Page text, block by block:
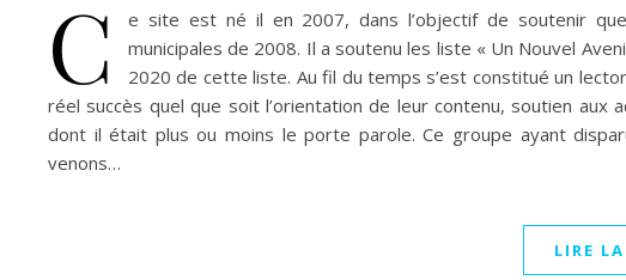
C
e site est né il en 2007, dans l’objectif de soutenir
municipales de 2008. Il a soutenu les liste « Un Nouvel
2020 de cette liste. Au fil du temps s’est constitué un
réel succès quel que soit l’orientation de leur contenu, soutien
dont il était plus ou moins le porte parole. Ce groupe ayant
venons…
LIRE